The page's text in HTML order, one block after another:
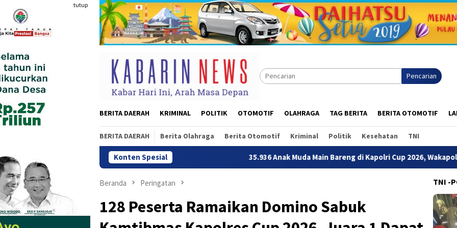
konten
tutup
Pencarian
BERITA DAERAH KRIMINAL POLITIK OTOMOTIF OLAHRAGA TAG BERITA BERITA OTOMOTIF
BERITA DAERAH Berita Olahraga Berita Otomotif Kriminal Politik Kesehatan TNI
Konten Spesial 35.936 Anak Muda Main Bareng di Kapolri Cup 2026, Wakapolri: Jangan Cuma
Beranda Peringatan
128 Peserta Ramaikan Domino Sabuk
TNI -